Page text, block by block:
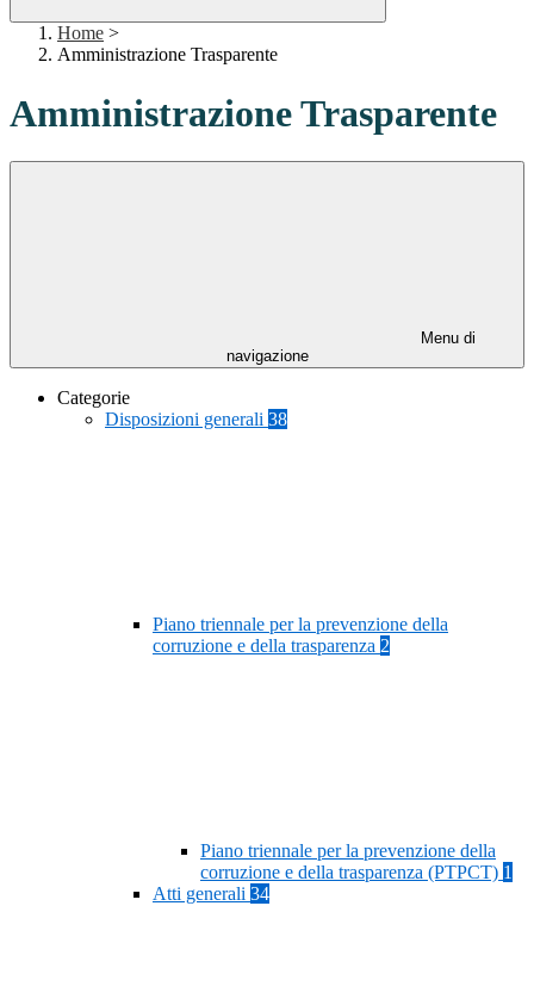
Home >
Amministrazione Trasparente
Amministrazione Trasparente
Menu di
navigazione
Categorie
Disposizioni generali 38
Piano triennale per la prevenzione della
corruzione e della trasparenza 2
Piano triennale per la prevenzione della
corruzione e della trasparenza (PTPCT) 1
Atti generali 34